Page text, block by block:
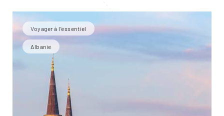
Voyager à l’essentiel
Albanie